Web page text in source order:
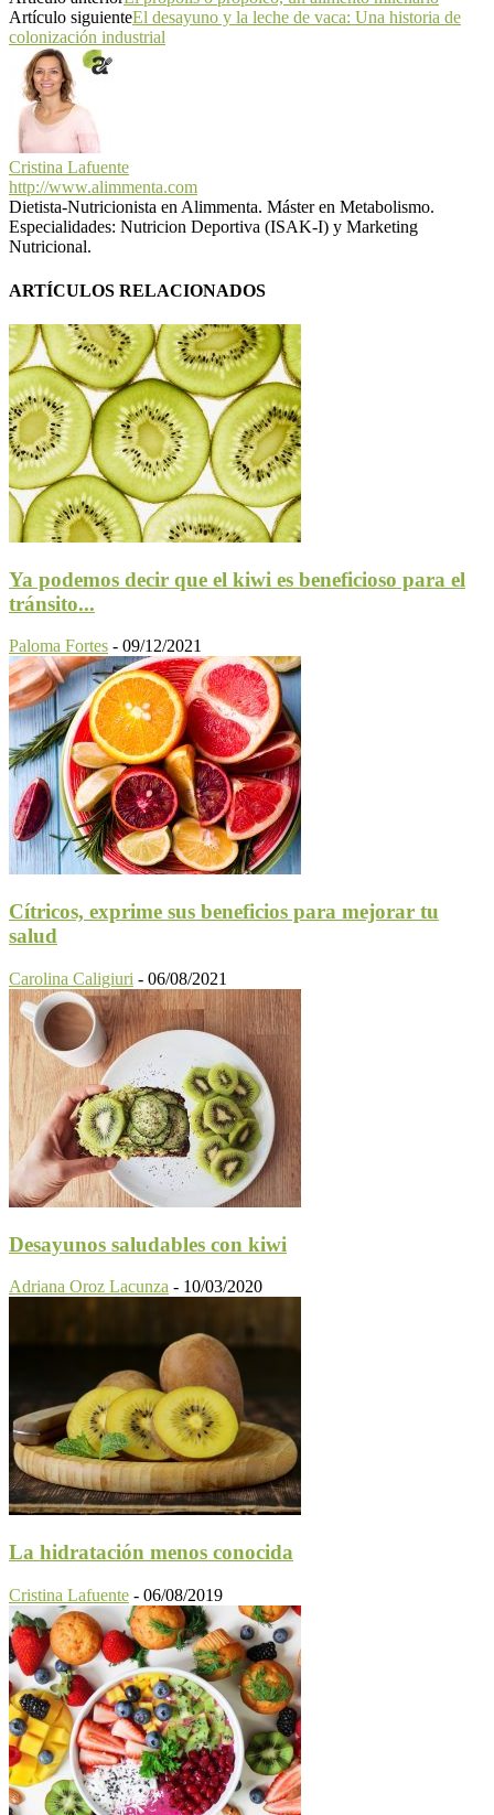
Artículo siguienteEl desayuno y la leche de vaca: Una historia de
colonización industrial
Cristina Lafuente
http://www.alimmenta.com
Dietista-Nutricionista en Alimmenta. Máster en Metabolismo.
Especialidades: Nutricion Deportiva (ISAK-I) y Marketing
Nutricional.
ARTÍCULOS RELACIONADOS
Ya podemos decir que el kiwi es beneficioso para el
tránsito...
Paloma Fortes - 09/12/2021
Cítricos, exprime sus beneficios para mejorar tu
salud
Carolina Caligiuri - 06/08/2021
Desayunos saludables con kiwi
Adriana Oroz Lacunza - 10/03/2020
La hidratación menos conocida
Cristina Lafuente - 06/08/2019